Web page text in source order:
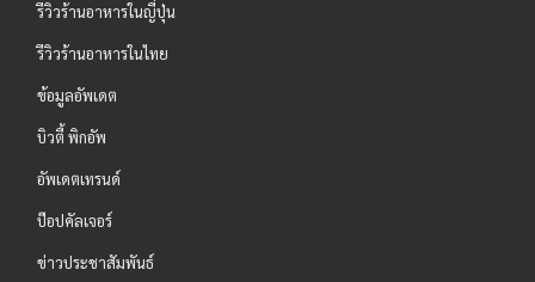
รีวิวร้านอาหารในญี่ปุ่น
รีวิวร้านอาหารในไทย
ข้อมูลอัพเดต
บิวตี้ พิกอัพ
อัพเดตเทรนด์
ป๊อปคัลเจอร์
ข่าวประชาสัมพันธ์